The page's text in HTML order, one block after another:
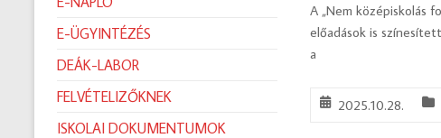
A „Nem középiskolás
előadások is
a
2025.10.28.
E-ÜGYINTÉZÉS
DEÁK-LABOR
FELVÉTELIZŐKNEK
ISKOLAI DOKUMENTUMOK